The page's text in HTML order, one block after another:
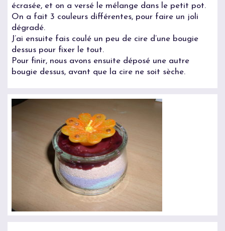
écrasée, et on a versé le mélange dans le petit pot.
On a fait 3 couleurs différentes, pour faire un joli
dégradé.
J’ai ensuite fais coulé un peu de cire d’une bougie
dessus pour fixer le tout.
Pour finir, nous avons ensuite déposé une autre
bougie dessus, avant que la cire ne soit sèche.